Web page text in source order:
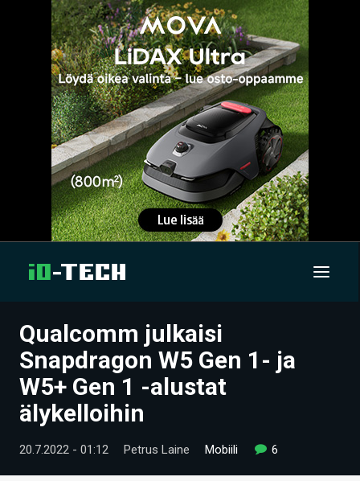
UUTISET
ARTIKKELIT
VIDEOT
TECHBBS
Qualcomm julkaisi
Snapdragon W5 Gen 1- ja
W5+ Gen 1 -alustat
älykelloihin
20.7.2022 - 01:12 Petrus Laine Mobiili 6